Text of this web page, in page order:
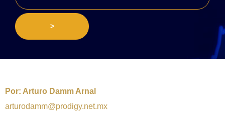
>
Por: Arturo Damm Arnal
arturodamm@prodigy.net.mx